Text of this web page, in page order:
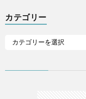
カテゴリー